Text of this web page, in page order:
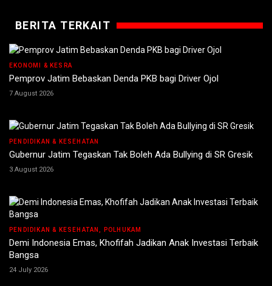
BERITA TERKAIT
EKONOMI & KESRA
Pemprov Jatim Bebaskan Denda PKB bagi Driver Ojol
7 August 2026
PENDIDIKAN & KESEHATAN
Gubernur Jatim Tegaskan Tak Boleh Ada Bullying di SR Gresik
3 August 2026
PENDIDIKAN & KESEHATAN, POLHUKAM
Demi Indonesia Emas, Khofifah Jadikan Anak Investasi Terbaik
Bangsa
24 July 2026